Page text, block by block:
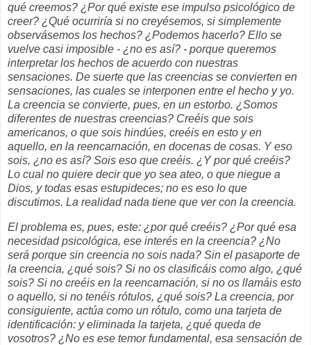
qué creemos? ¿Por qué existe ese impulso psicológico de
creer? ¿Qué ocurriría si no creyésemos, si simplemente
observásemos los hechos? ¿Podemos hacerlo? Ello se
vuelve casi imposible - ¿no es así? - porque queremos
interpretar los hechos de acuerdo con nuestras
sensaciones. De suerte que las creencias se convierten en
sensaciones, las cuales se interponen entre el hecho y yo.
La creencia se convierte, pues, en un estorbo. ¿Somos
diferentes de nuestras creencias? Creéis que sois
americanos, o que sois hindúes, creéis en esto y en
aquello, en la reencarnación, en docenas de cosas. Y eso
sois, ¿no es así? Sois eso que creéis. ¿Y por qué creéis?
Lo cual no quiere decir que yo sea ateo, o que niegue a
Dios, y todas esas estupideces; no es eso lo que
discutimos. La realidad nada tiene que ver con la creencia.
El problema es, pues, este: ¿por qué creéis? ¿Por qué esa
necesidad psicológica, ese interés en la creencia? ¿No
será porque sin creencia no sois nada? Sin el pasaporte de
la creencia, ¿qué sois? Si no os clasificáis como algo, ¿qué
sois? Si no creéis en la reencarnación, si no os llamáis esto
o aquello, si no tenéis rótulos, ¿qué sois? La creencia, por
consiguiente, actúa como un rótulo, como una tarjeta de
identificación: y eliminada la tarjeta, ¿qué queda de
vosotros? ¿No es ese temor fundamental, esa sensación de